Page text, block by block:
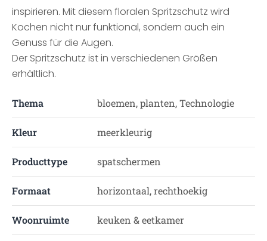
inspirieren. Mit diesem floralen Spritzschutz wird
Kochen nicht nur funktional, sondern auch ein
Genuss für die Augen.
Der Spritzschutz ist in verschiedenen Größen
erhältlich.
Thema bloemen, planten, Technologie
Kleur meerkleurig
Producttype spatschermen
Formaat horizontaal, rechthoekig
Woonruimte keuken & eetkamer